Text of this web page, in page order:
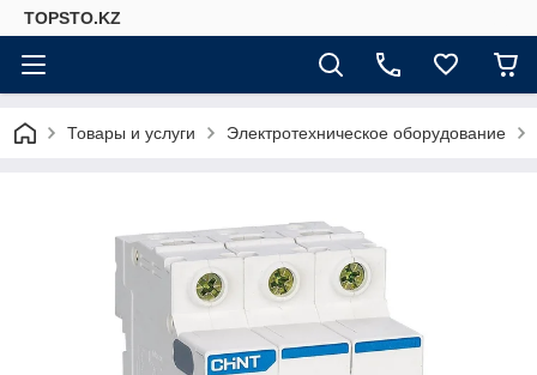
TOPSTO.KZ
Товары и услуги Электротехническое оборудование